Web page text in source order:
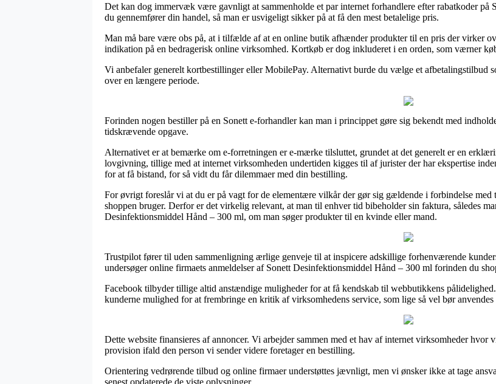
Det kan dog immervæk være gavnligt at sammenholde et par internet forhandlere efter rabatkoder
du gennemfører din handel, så man er usvigeligt sikker på at få den mest betalelige pris.
Man må bare være obs på, at i tilfælde af at en online butik afhænder produkter til en pris der virker
indikation på en bedragerisk online virksomhed. Kortkøb er dog inkluderet i en orden, som værner
Vi anbefaler generelt kortbestillinger eller MobilePay. Alternativt burde du vælge et afbetalingstilbud
over en længere periode.
Forinden nogen bestiller på en Sonett e-forhandler kan man i princippet gøre sig bekendt med
tidskrævende opgave.
Alternativet er at bemærke om e-forretningen er e-mærke tilsluttet, grundet at det generelt er en
lovgivning, tillige med at internet virksomheden undertiden kigges til af jurister der har ekspertise
for at få bistand, for så vidt du får dilemmaer med din bestilling.
For øvrigt foreslår vi at du er på vagt for de elementære vilkår der gør sig gældende i forbindelse
shoppen bruger. Derfor er det virkelig relevant, at man til enhver tid bibeholder sin faktura, således
Desinfektionsmiddel Hånd – 300 ml, om man søger produkter til en kvinde eller mand.
Trustpilot fører til uden sammenligning ærlige genveje til at inspicere adskillige forhenværende
undersøger online firmaets anmeldelser af Sonett Desinfektionsmiddel Hånd – 300 ml forinden du
Facebook tilbyder tillige altid anstændige muligheder for at få kendskab til webbutikkens
kunderne mulighed for at frembringe en kritik af virksomhedens service, som lige så vel bør
Dette website finansieres af annoncer. Vi arbejder sammen med et hav af internet virksomheder hvor
provision ifald den person vi sender videre foretager en bestilling.
Orientering vedrørende tilbud og online firmaer understøttes jævnligt, men vi ønsker ikke at tage
senest opdaterede de viste oplysninger.